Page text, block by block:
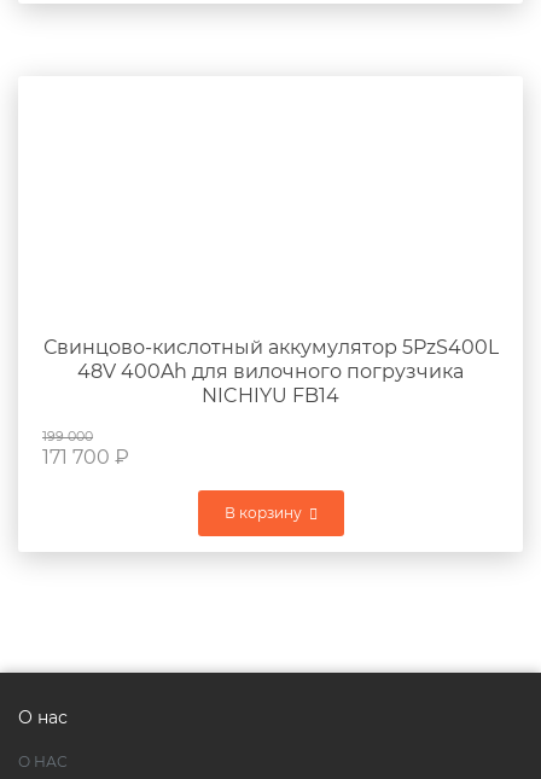
Свинцово-кислотный аккумулятор 5PzS400L
48V 400Ah для вилочного погрузчика
NICHIYU FB14
199 000
171 700 ₽
В корзину
О нас
О НАС